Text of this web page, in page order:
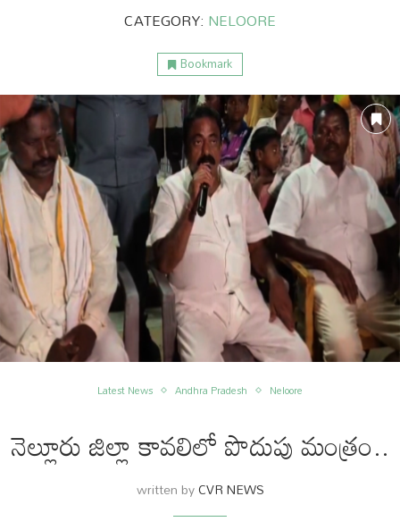
CATEGORY: NELOORE
Bookmark
Latest News Andhra Pradesh Neloore
నెల్లూరు జిల్లా కావలిలో పొదుపు మంత్రం..
written byCVR NEWS
అంతర్జాతీయం